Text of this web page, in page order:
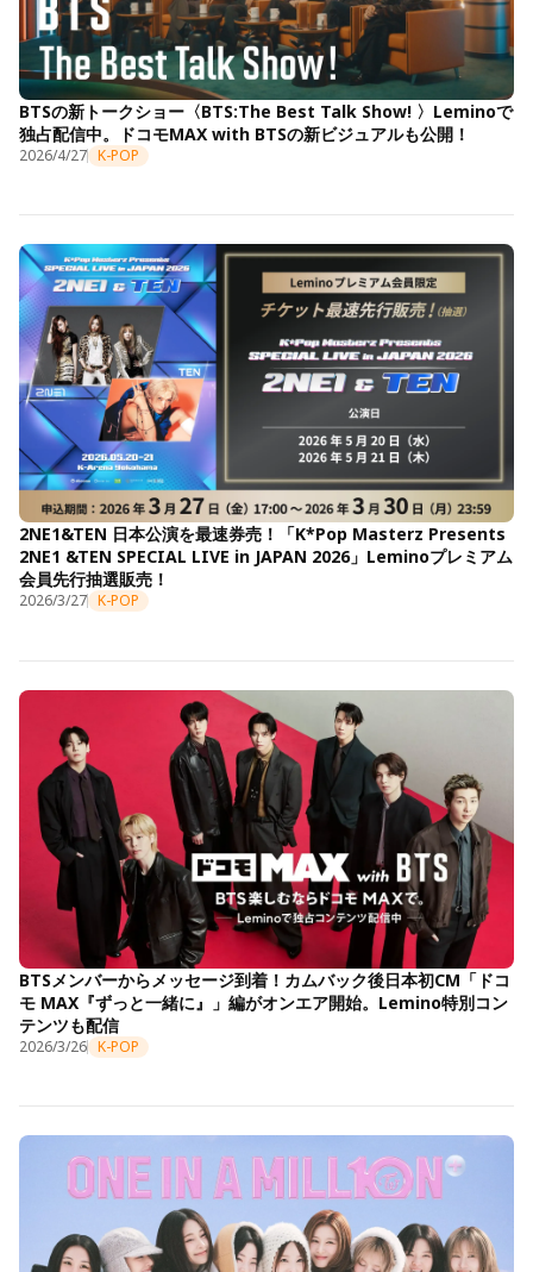
BTSの新トークショー〈BTS:The Best Talk Show! 〉Leminoで
独占配信中。ドコモMAX with BTSの新ビジュアルも公開！
2026/4/27 K-POP
2NE1&TEN 日本公演を最速券売！「K*Pop Masterz Presents
2NE1 &TEN SPECIAL LIVE in JAPAN 2026」Leminoプレミアム
会員先行抽選販売！
2026/3/27 K-POP
BTSメンバーからメッセージ到着！カムバック後日本初CM「ドコ
モ MAX『ずっと一緒に』」編がオンエア開始。Lemino特別コン
テンツも配信
2026/3/26 K-POP